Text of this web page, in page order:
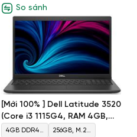
So sánh
[Mới 100% ] Dell Latitude 3520
(Core i3 1115G4, RAM 4GB,
SSD 256GB, Màn 15.6'' FHD)
4GB DDR4
256GB, M.2,